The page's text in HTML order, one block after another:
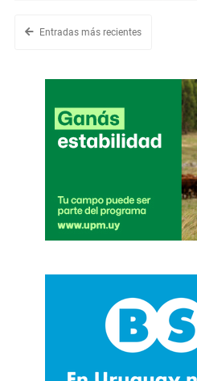
Entradas más recientes